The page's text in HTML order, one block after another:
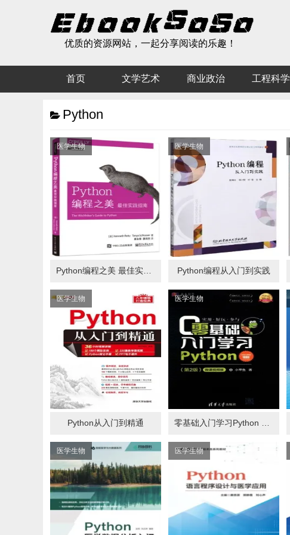
优质的资源网站，一起分享阅读的乐趣！
首页 文学艺术 商业政治 工程科学
Python
医学生物 医学生物
Python编程从入门到实践
医学生物
Python从入门到精通
医学生物
医学生物 医学生物